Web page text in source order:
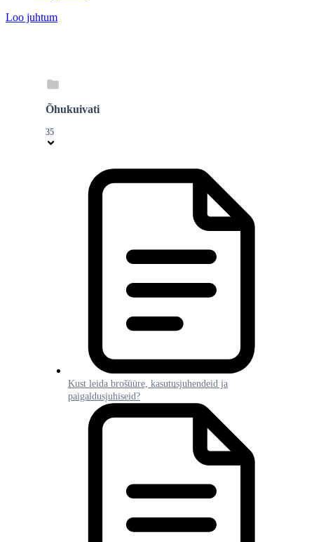
Loo juhtum
Õhukuivati
35
Kust leida brošüüre, kasutusjuhendeid ja
paigaldusjuhiseid?